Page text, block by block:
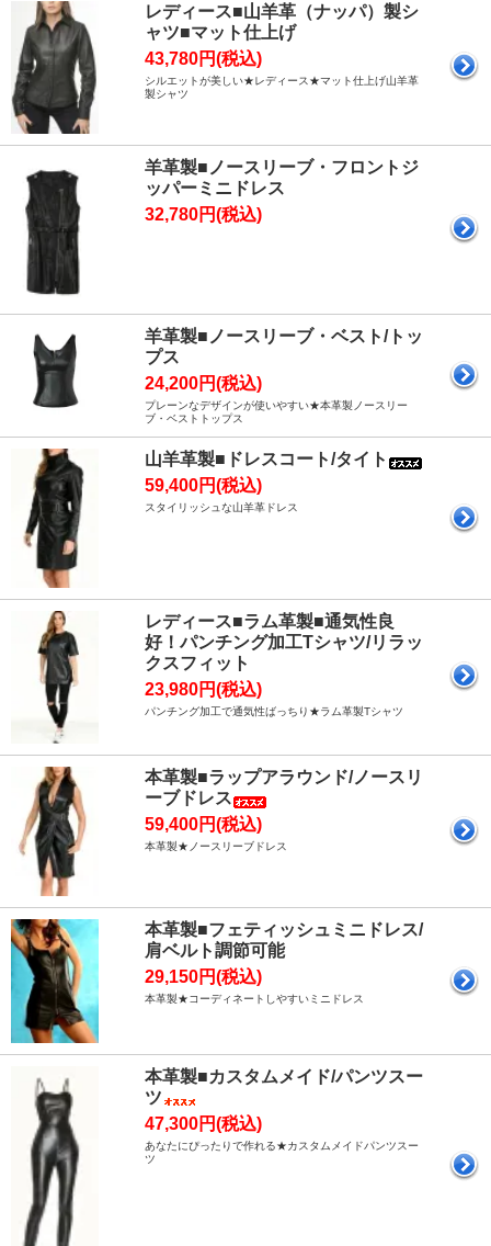
レディース■山羊革（ナッパ）製シ
ャツ■マット仕上げ
43,780円(税込)
シルエットが美しい★レディース★マット仕上げ山羊革
製シャツ
羊革製■ノースリーブ・フロントジ
ッパーミニドレス
32,780円(税込)
羊革製■ノースリーブ・ベスト/トッ
プス
24,200円(税込)
プレーンなデザインが使いやすい★本革製ノースリー
ブ・ベストトップス
山羊革製■ドレスコート/タイト
59,400円(税込)
スタイリッシュな山羊革ドレス
レディース■ラム革製■通気性良
好！パンチング加工Tシャツ/リラッ
クスフィット
23,980円(税込)
パンチング加工で通気性ばっちり★ラム革製Tシャツ
本革製■ラップアラウンド/ノースリ
ーブドレス
59,400円(税込)
本革製★ノースリーブドレス
本革製■フェティッシュミニドレス/
肩ベルト調節可能
29,150円(税込)
本革製★コーディネートしやすいミニドレス
本革製■カスタムメイド/パンツスー
ツ
47,300円(税込)
あなたにぴったりで作れる★カスタムメイドパンツスー
ツ